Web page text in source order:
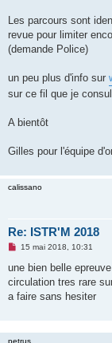
Les parcours sont
revue pour limiter
(demande Police)
un peu plus d'info sur
sur ce fil que je
A bientôt
Gilles pour l'équipe
calissano
Re: ISTR'M 2018
M
s
a
g
n
15 mai 2018, 10:31
une bien belle
circulation tres rare
a faire sans hesiter
petrus